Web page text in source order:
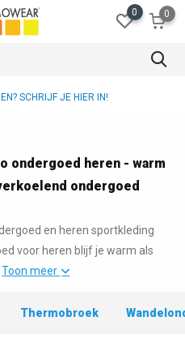
0 0
SCHRIJF JE HIER IN!
ondergoed heren - warm
ondergoed
en heren sportkleding
voor heren blijf je warm als
Toon meer
Thermobroek